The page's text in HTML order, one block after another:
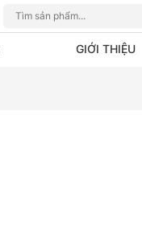
GIỚI THIỆU